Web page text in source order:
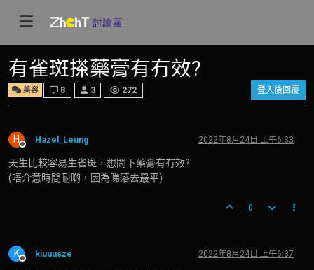
有雀斑搽藥膏有冇效?
美容 8 3 272 登入後回覆
H
離線
Hazel_Leung 2022年8月24日 上午6:33
天生比較容易生雀斑，想問下藥膏有冇效?
(唔介意時間耐啲，因為睇落去最平)
0
K
離線
kiuuusze 2022年8月24日 上午6:37